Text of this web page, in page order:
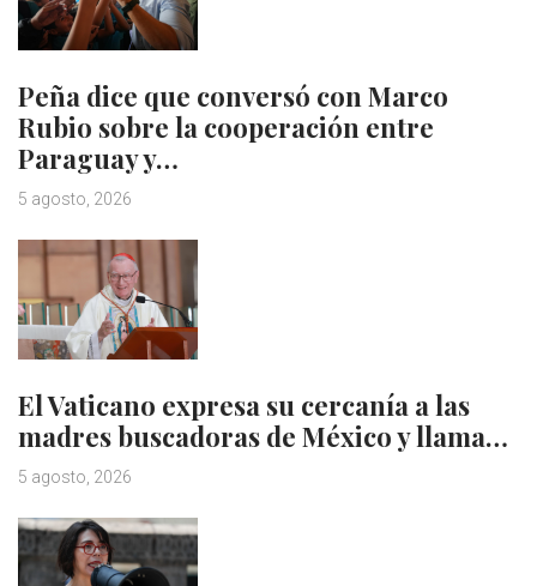
Peña dice que conversó con Marco
Rubio sobre la cooperación entre
Paraguay y…
5 agosto, 2026
El Vaticano expresa su cercanía a las
madres buscadoras de México y llama…
5 agosto, 2026